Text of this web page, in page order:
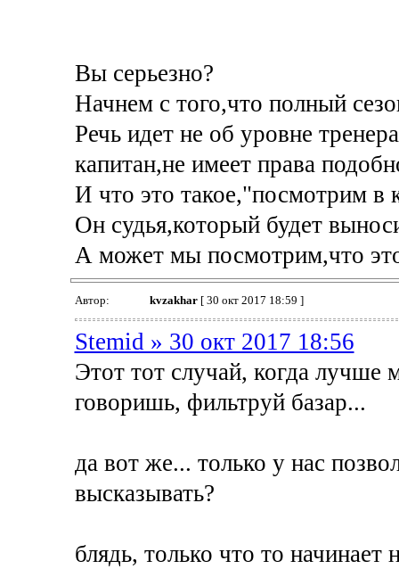
Вы серьезно?
Начнем с того,что полный
Речь идет не об уровне
капитан,не имеет права
И что это такое,"посмотрим в
Он судья,который будет
А может мы посмотрим,что
Автор: kvzakhar[ 30 окт 2017 18:59 ]
Stemid » 30 окт 2017 18:56
Этот тот случай, когда лучше
говоришь, фильтруй базар...
да вот же... только у нас
высказывать?
блядь, только что то начинает